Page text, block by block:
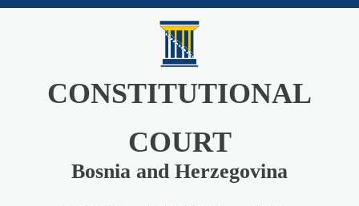
CONSTITUTIONAL
COURT
Bosnia and Herzegovina